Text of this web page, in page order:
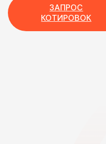
ЗАПРОС
КОТИРОВОК